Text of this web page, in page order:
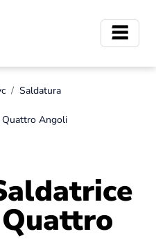
Saldatura
Quattro Angoli